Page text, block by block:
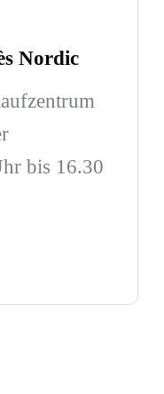
Nordic
bis 16.30